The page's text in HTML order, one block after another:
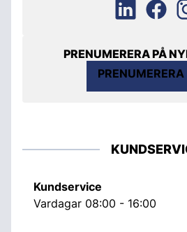
PRENUMERERA PÅ
PRENUMERERA
Kundservice
Vardagar 08:00 - 16:00